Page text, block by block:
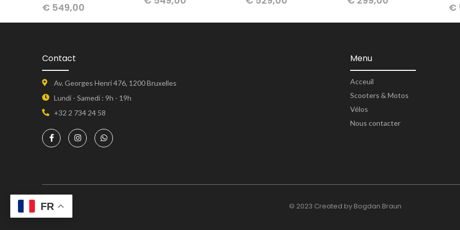
€ 549,00 €
Contact
Av. Georges Henri 476, 1200 Bruxelles
Lundi - Samedi : 9h - 19h
+32 2 734 24 58
Menu
Acceuil
Scooters & Motos
Vélos
Nous contacter
© 2023 Created by Bogdan Braun
FR